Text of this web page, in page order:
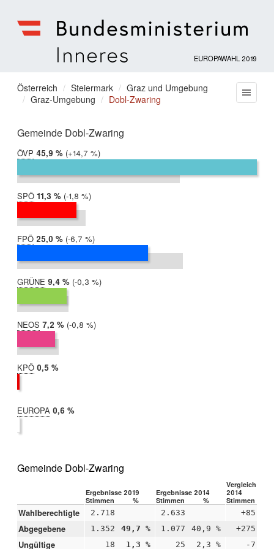
für
Inneres
EUROPAWAHL 2019
Sie
befinden
hier:
Österreich Steiermark
Graz und Umgebung
Graz-Umgebung
Dobl-Zwaring
Gemeinde Dobl-Zwaring
ÖVP 2019:
45,9 %
2014:
31,2 %
Differenz:
+14,7 %
SPÖ 2019:
11,3 %
2014:
13,1 %
Differenz:
-1,8 %
FPÖ 2019:
25,0 %
2014:
31,7 %
Differenz:
-6,7 %
GRÜNE 2019:
9,4 %
2014:
9,8 %
Differenz:
-0,3 %
NEOS 2019:
7,2 %
2014:
8,0 %
Differenz:
-0,8 %
KPÖ 2019:
0,5 %
EUROPA 2019:
0,6 %
Gemeinde Dobl-Zwaring
Ergebnisse 2019 Ergebnisse 2014
Vergleich
2014
Stimmen
% Stimmen % Stimmen
Wahlberechtigte 2.718 2.633 +85
Abgegebene 1.352 49,7 % 1.077 40,9 % +275
Ungültige 18 1,3 % 25 2,3 % -7